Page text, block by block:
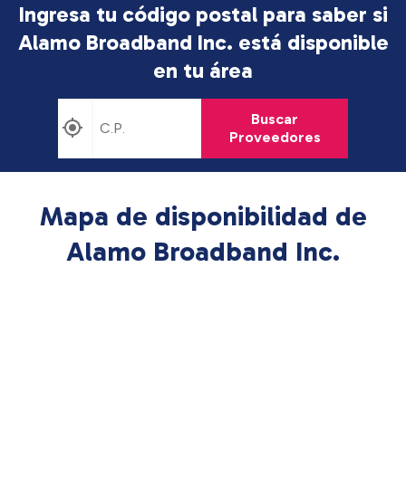
Ingresa tu código postal para saber si
Alamo Broadband Inc. está disponible
en tu área
Buscar
Proveedores
Mapa de disponibilidad de
Alamo Broadband Inc.